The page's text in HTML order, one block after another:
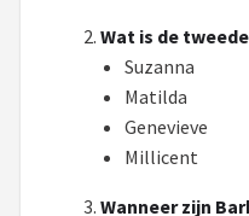
Paola Reina
Mattel
Wat is de
Suzanna
Matilda
Genevieve
Millicent
Wanneer zijn